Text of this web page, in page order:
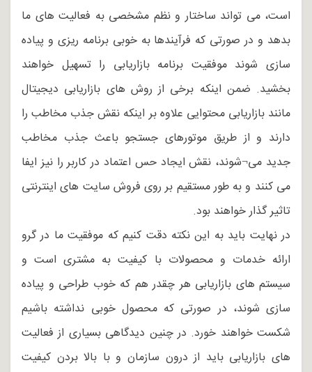
است، می تواند ساختار و نظم مشخصی به فعالیت های ما
بدهد و در صورتی که فرآیندها به خوبی برنامه ریزی و پیاده
سازی شوند موفقیت برنامه بازاریابی را تسهیل خواهند
بخشید. ضمن اینکه برخی از روش های بازاریابی دیجیتال
مانند بازاریابی محتوایی علاوه بر اینکه نقش جذب مخاطب را
دارند و از طریق موتورهای جستجو باعث جذب مخاطب
جدید می¬شوند، نقش ایجاد حس اعتماد در کاربر را نیز ایفا
می کنند و به طور مستقیم بر روی فروش سایت های اینترنتی
تاثیر گذار خواهند بود.
در نهایت باید به این نکته دقت کنیم که موفقیت ما در گرو
ارائه خدمات و محصولات با کیفیت به مشتری است و
سیستم های بازاریابی هر چقدر هم که خوب طراحی و پیاده
سازی شوند، در صورتی که محصول خوبی نداشته باشیم
شکست خواهند خورد. در چنین دیدگاهی بسیاری از فعالیت
های بازاریابی باید از درون سازمان و با بالا بردن کیفیت